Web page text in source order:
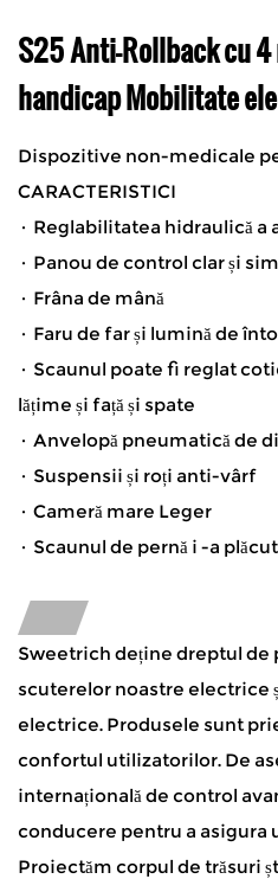
S25 Anti-Rollback cu
handicap Mobilitate
Dispozitive non-medicale
CARACTERISTICI
· Reglabilitatea hidraulică a
· Panou de control clar și
· Frâna de mână
· Faru de far și lumină de
· Scaunul poate fi reglat
lățime și față și spate
· Anvelopă pneumatică de
· Suspensii și roți anti-vârf
· Cameră mare Leger
· Scaunul de pernă i -a
Sweetrich deține dreptul de
scuterelor noastre electrice
electrice. Produsele sunt
confortul utilizatorilor. De
internațională de control
conducere pentru a asigura
Proiectăm corpul de trăsuri